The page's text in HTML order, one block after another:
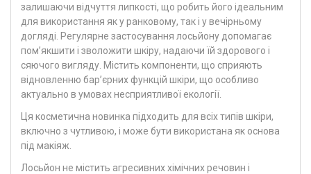
залишаючи відчуття липкості, що робить його ідеальним
для використання як у ранковому, так і у вечірньому
догляді. Регулярне застосування лосьйону допомагає
пом’якшити і зволожити шкіру, надаючи їй здорового і
сяючого вигляду. Містить компоненти, що сприяють
відновленню бар’єрних функцій шкіри, що особливо
актуально в умовах несприятливої екології.
Ця косметична новинка підходить для всіх типів шкіри,
включно з чутливою, і може бути використана як основа
під макіяж.
Лосьйон не містить агресивних хімічних речовин і